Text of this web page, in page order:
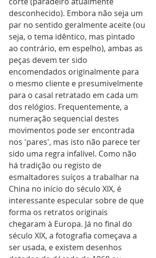
desconhecido). Embora não seja um
par no sentido geralmente aceite (ou
seja, o tema idêntico, mas pintado
ao contrário, em espelho), ambas as
peças devem ter sido
encomendados originalmente para
o mesmo cliente e presumivelmente
para o casal retratado em cada um
dos relógios. Frequentemente, a
numeração sequencial destes
movimentos pode ser encontrada
nos 'pares', mas isto não parece ter
sido uma regra infalível. Como não
há tradição ou registo de
esmaltadores suíços a trabalhar na
China no início do século XIX, é
interessante especular sobre de que
forma os retratos originais
chegaram à Europa. Já no final do
século XIX, a fotografia começava a
ser usada, e existem desenhos